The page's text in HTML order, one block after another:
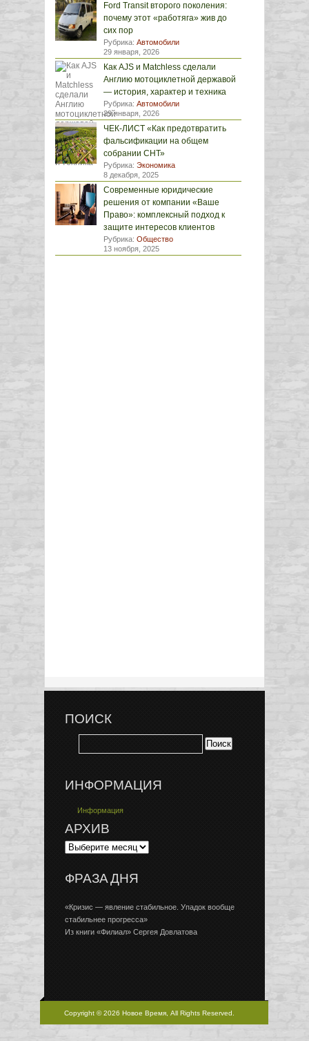
Ford Transit второго поколения:
почему этот «работяга» жив до
сих пор
Рубрика: Автомобили
29 января, 2026
Как AJS и Matchless сделали
Англию мотоциклетной державой
— история, характер и техника
Рубрика: Автомобили
29 января, 2026
ЧЕК-ЛИСТ «Как предотвратить
фальсификации на общем
собрании СНТ»
Рубрика: Экономика
8 декабря, 2025
Современные юридические
решения от компании «Ваше
Право»: комплексный подход к
защите интересов клиентов
Рубрика: Общество
13 ноября, 2025
ПОИСК
ИНФОРМАЦИЯ
Информация
АРХИВ
ФРАЗА ДНЯ
«Кризис — явление стабильное. Упадок вообще
стабильнее прогресса»
Из книги «Филиал» Сергея Довлатова
Copyright © 2026 Новое Время, All Rights Reserved.